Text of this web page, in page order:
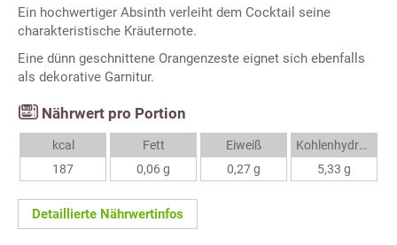
Ein hochwertiger Absinth verleiht dem Cocktail seine
charakteristische Kräuternote.
Eine dünn geschnittene Orangenzeste eignet sich ebenfalls
als dekorative Garnitur.
Nährwert pro Portion
kcal
187
Fett
0,06 g
Eiweiß
0,27 g
Kohlenhydrate
5,33 g
Detaillierte Nährwertinfos